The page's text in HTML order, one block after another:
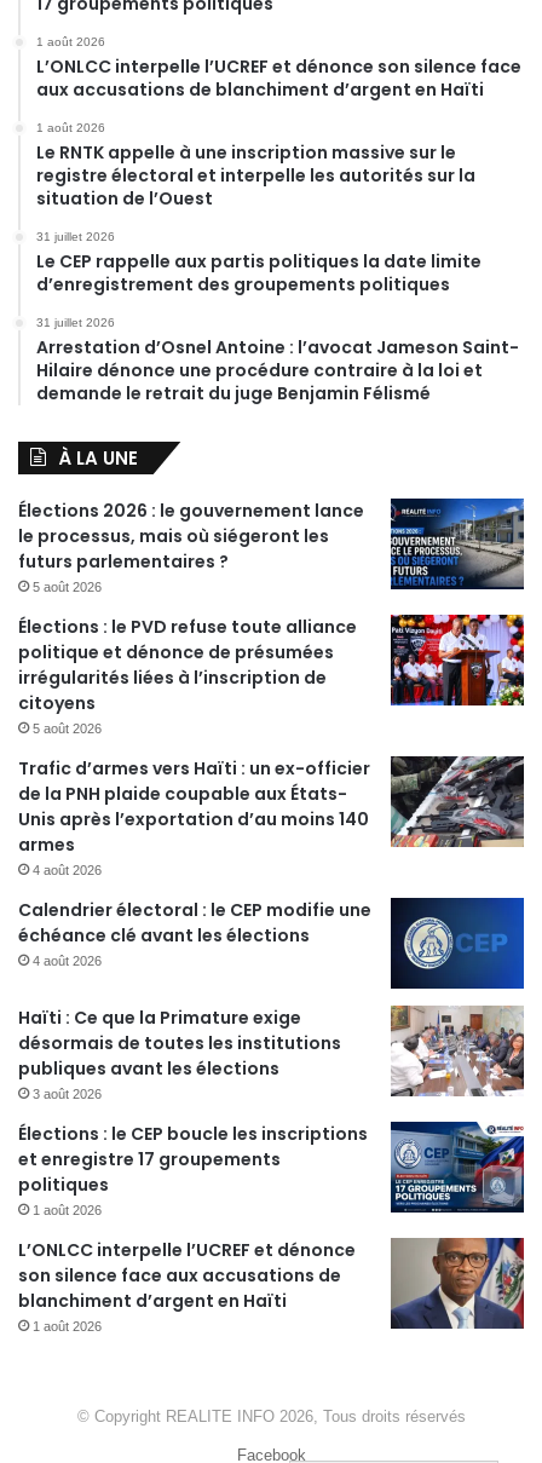
1 août 2026
L’ONLCC interpelle l’UCREF et dénonce son silence face
aux accusations de blanchiment d’argent en Haïti
1 août 2026
Le RNTK appelle à une inscription massive sur le
registre électoral et interpelle les autorités sur la
situation de l’Ouest
31 juillet 2026
Le CEP rappelle aux partis politiques la date limite
d’enregistrement des groupements politiques
31 juillet 2026
Arrestation d’Osnel Antoine : l’avocat Jameson Saint-
Hilaire dénonce une procédure contraire à la loi et
demande le retrait du juge Benjamin Félismé
À LA UNE
Élections 2026 : le gouvernement lance
le processus, mais où siégeront les
futurs parlementaires ?
5 août 2026
Élections : le PVD refuse toute alliance
politique et dénonce de présumées
irrégularités liées à l’inscription de
citoyens
5 août 2026
Trafic d’armes vers Haïti : un ex-officier
de la PNH plaide coupable aux États-
Unis après l’exportation d’au moins 140
armes
4 août 2026
Calendrier électoral : le CEP modifie une
échéance clé avant les élections
4 août 2026
Haïti : Ce que la Primature exige
désormais de toutes les institutions
publiques avant les élections
3 août 2026
Élections : le CEP boucle les inscriptions
et enregistre 17 groupements
politiques
1 août 2026
L’ONLCC interpelle l’UCREF et dénonce
son silence face aux accusations de
blanchiment d’argent en Haïti
1 août 2026
© Copyright REALITE INFO 2026, Tous droits réservés
Facebook